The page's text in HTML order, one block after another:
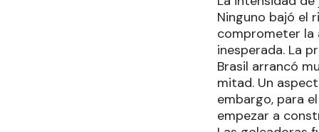
Ninguno bajó el
comprometer la
inesperada. La
Brasil arrancó
mitad. Un
embargo, para
empezar a